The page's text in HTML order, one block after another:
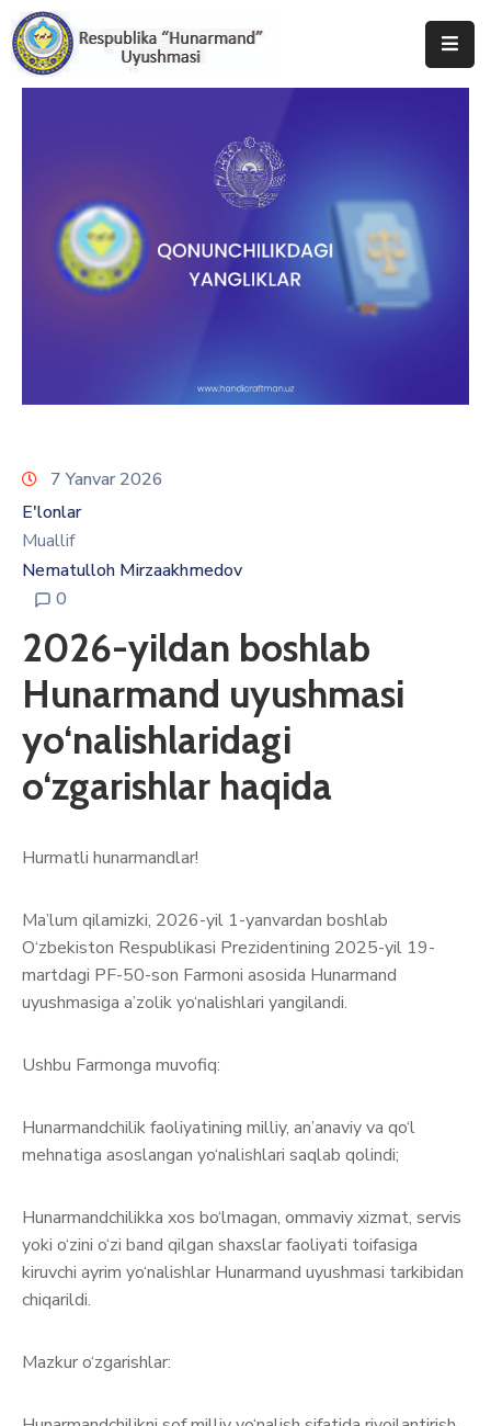
Tadbirlar
Xizmati
7 Yanvar 2026
E'lonlar
Muallif
Nematulloh Mirzaakhmedov
0
2026-yildan boshlab
Hunarmand uyushmasi
yo‘nalishlaridagi
o‘zgarishlar haqida
Hurmatli hunarmandlar!
Ma’lum qilamizki, 2026-yil 1-yanvardan boshlab
O‘zbekiston Respublikasi Prezidentining 2025-yil 19-
martdagi PF-50-son Farmoni asosida Hunarmand
uyushmasiga a’zolik yo‘nalishlari yangilandi.
Ushbu Farmonga muvofiq:
Hunarmandchilik faoliyatining milliy, an’anaviy va qo‘l
mehnatiga asoslangan yo‘nalishlari saqlab qolindi;
Hunarmandchilikka xos bo‘lmagan, ommaviy xizmat, servis
yoki o‘zini o‘zi band qilgan shaxslar faoliyati toifasiga
kiruvchi ayrim yo‘nalishlar Hunarmand uyushmasi tarkibidan
chiqarildi.
Mazkur o‘zgarishlar: